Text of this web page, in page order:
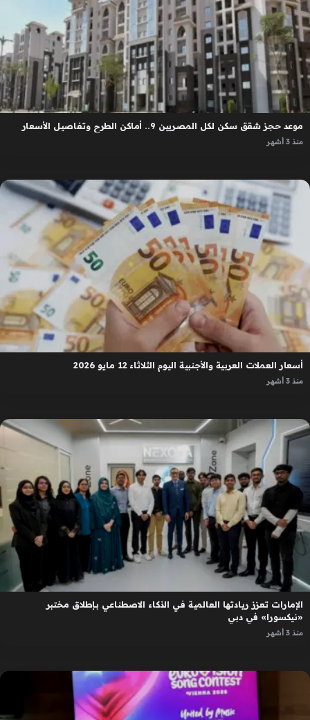
موعد حجز شقق سكن لكل المصريين 9.. أماكن الطرح وتفاصيل الأسعار
منذ 3 أشهر
أسعار العملات العربية والأجنبية اليوم الثلاثاء 12 مايو 2026
منذ 3 أشهر
الإمارات تعزز ريادتها العالمية في الذكاء الاصطناعي بإطلاق مختبر
«نيكسورا» في دبي
منذ 3 أشهر